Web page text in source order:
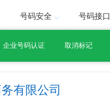
号码安全 号码接口
企业号码认证 取消标记
有限公司